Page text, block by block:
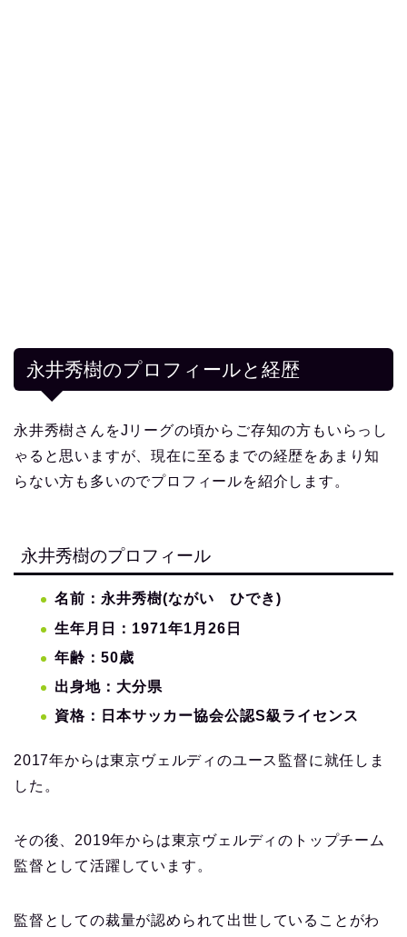
永井秀樹のプロフィールと経歴
永井秀樹さんをJリーグの頃からご存知の方もいらっし
ゃると思いますが、現在に至るまでの経歴をあまり知
らない方も多いのでプロフィールを紹介します。
永井秀樹のプロフィール
名前：永井秀樹(ながい ひでき)
生年月日：1971年1月26日
年齢：50歳
出身地：大分県
資格：日本サッカー協会公認S級ライセンス
2017年からは東京ヴェルディのユース監督に就任しま
した。
その後、2019年からは東京ヴェルディのトップチーム
監督として活躍しています。
監督としての裁量が認められて出世していることがわ